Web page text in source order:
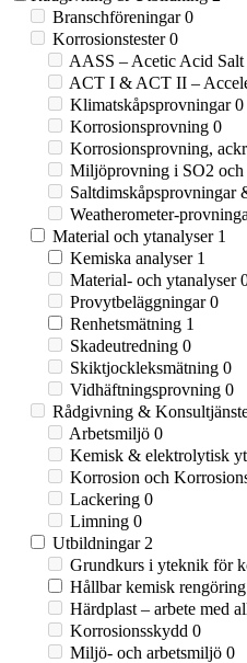
Branschföreningar0
Korrosionstester0
AASS – Acetic Acid Salt
ACT I & ACT II –
Klimatskåpsprovningar0
Korrosionsprovning 0
Korrosionsprovning,
Miljöprovning i SO2 och
Saltdimskåpsprovningar
Weatherometer-
Material och ytanalyser 1
Kemiska analyser 1
Material- och ytanalyser
Provytbeläggningar0
Renhetsmätning 1
Skadeutredning 0
Skiktjockleksmätning 0
Vidhäftningsprovning 0
Rådgivning &
Arbetsmiljö 0
Kemisk & elektrolytisk
Korrosion och
Lackering 0
Limning 0
Utbildningar 2
Grundkurs i yteknik för
Hållbar kemisk rengöring
Härdplast – arbete med
Korrosionsskydd 0
Miljö- och arbetsmiljö 0